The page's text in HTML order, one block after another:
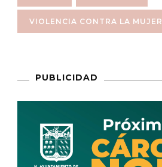
VIOLENCIA CONTRA LA MUJER
PUBLICIDAD